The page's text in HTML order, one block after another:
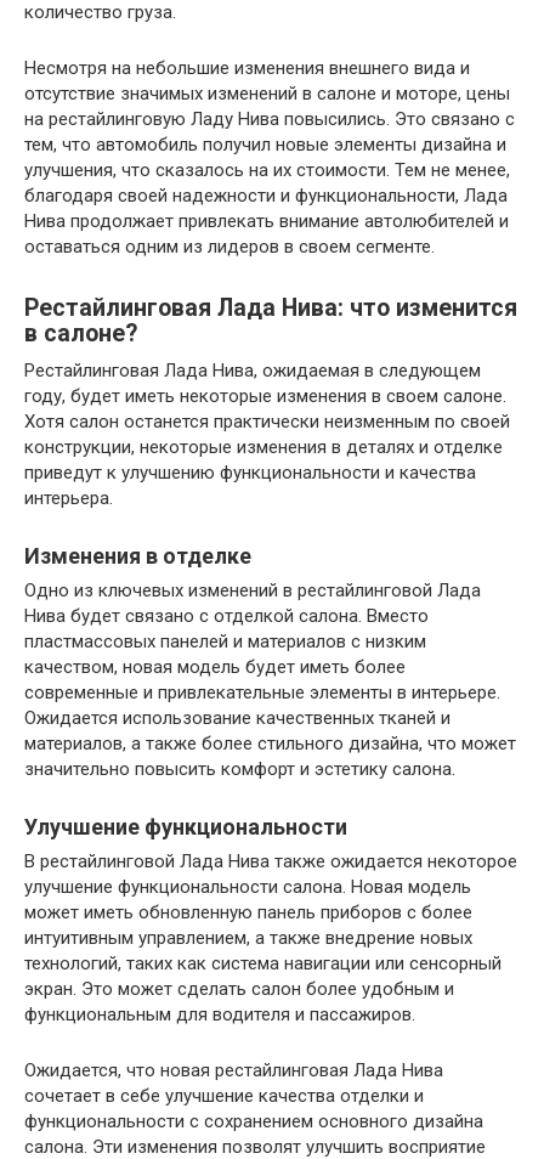
количество груза.
Несмотря на небольшие изменения внешнего вида и
отсутствие значимых изменений в салоне и моторе, цены
на рестайлинговую Ладу Нива повысились. Это связано с
тем, что автомобиль получил новые элементы дизайна и
улучшения, что сказалось на их стоимости. Тем не менее,
благодаря своей надежности и функциональности, Лада
Нива продолжает привлекать внимание автолюбителей и
оставаться одним из лидеров в своем сегменте.
Рестайлинговая Лада Нива: что изменится
в салоне?
Рестайлинговая Лада Нива, ожидаемая в следующем
году, будет иметь некоторые изменения в своем салоне.
Хотя салон останется практически неизменным по своей
конструкции, некоторые изменения в деталях и отделке
приведут к улучшению функциональности и качества
интерьера.
Изменения в отделке
Одно из ключевых изменений в рестайлинговой Лада
Нива будет связано с отделкой салона. Вместо
пластмассовых панелей и материалов с низким
качеством, новая модель будет иметь более
современные и привлекательные элементы в интерьере.
Ожидается использование качественных тканей и
материалов, а также более стильного дизайна, что может
значительно повысить комфорт и эстетику салона.
Улучшение функциональности
В рестайлинговой Лада Нива также ожидается некоторое
улучшение функциональности салона. Новая модель
может иметь обновленную панель приборов с более
интуитивным управлением, а также внедрение новых
технологий, таких как система навигации или сенсорный
экран. Это может сделать салон более удобным и
функциональным для водителя и пассажиров.
Ожидается, что новая рестайлинговая Лада Нива
сочетает в себе улучшение качества отделки и
функциональности с сохранением основного дизайна
салона. Эти изменения позволят улучшить восприятие